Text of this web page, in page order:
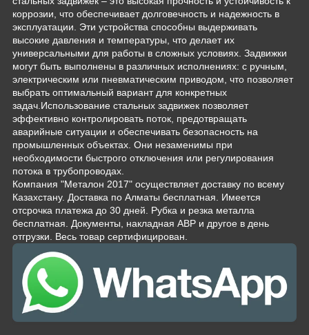
коррозии, что обеспечивает долговечность и надежность в
эксплуатации. Эти устройства способны выдерживать
высокие давления и температуры, что делает их
универсальными для работы в сложных условиях. Задвижки
могут быть выполнены в различных исполнениях: с ручным,
электрическим или пневматическим приводом, что позволяет
выбрать оптимальный вариант для конкретных
задач.Использование стальных задвижек позволяет
эффективно контролировать поток, предотвращать
аварийные ситуации и обеспечивать безопасность на
промышленных объектах. Они незаменимы при
необходимости быстрого отключения или регулирования
потока в трубопроводах.
Компания "Металон 2017" осуществляет доставку по всему
Казахстану. Доставка по Алматы бесплатная. Имеется
отсрочка платежа до 30 дней. Рубка и резка металла
бесплатная. Документы, накладная АВР и другое в день
отгрузки. Весь товар сертифицирован.